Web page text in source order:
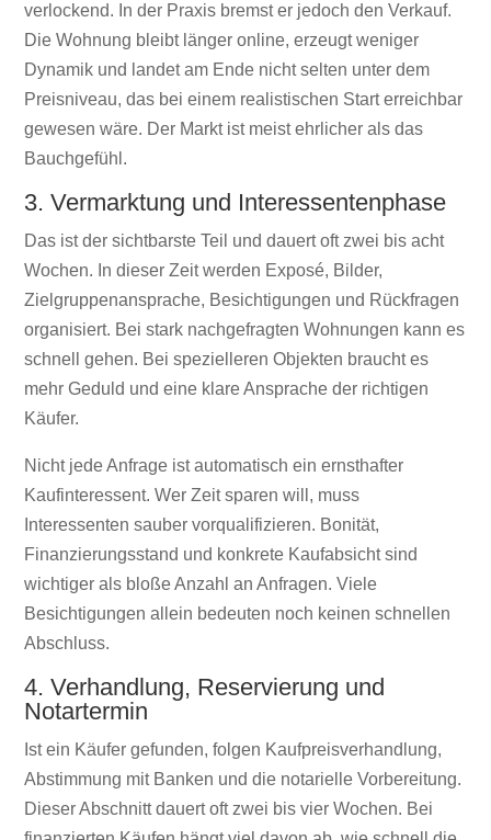
verlockend. In der Praxis bremst er jedoch den Verkauf.
Die Wohnung bleibt länger online, erzeugt weniger
Dynamik und landet am Ende nicht selten unter dem
Preisniveau, das bei einem realistischen Start erreichbar
gewesen wäre. Der Markt ist meist ehrlicher als das
Bauchgefühl.
3. Vermarktung und Interessentenphase
Das ist der sichtbarste Teil und dauert oft zwei bis acht
Wochen. In dieser Zeit werden Exposé, Bilder,
Zielgruppenansprache, Besichtigungen und Rückfragen
organisiert. Bei stark nachgefragten Wohnungen kann es
schnell gehen. Bei spezielleren Objekten braucht es
mehr Geduld und eine klare Ansprache der richtigen
Käufer.
Nicht jede Anfrage ist automatisch ein ernsthafter
Kaufinteressent. Wer Zeit sparen will, muss
Interessenten sauber vorqualifizieren. Bonität,
Finanzierungsstand und konkrete Kaufabsicht sind
wichtiger als bloße Anzahl an Anfragen. Viele
Besichtigungen allein bedeuten noch keinen schnellen
Abschluss.
4. Verhandlung, Reservierung und
Notartermin
Ist ein Käufer gefunden, folgen Kaufpreisverhandlung,
Abstimmung mit Banken und die notarielle Vorbereitung.
Dieser Abschnitt dauert oft zwei bis vier Wochen. Bei